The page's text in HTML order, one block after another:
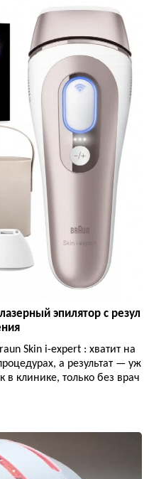
эпилятор с резул
Skin i-expert : хватит на
а результат — уж
в клинике, только без врач